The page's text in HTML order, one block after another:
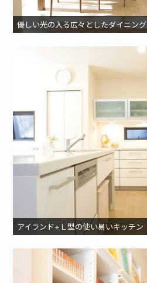
優しい光の入る広々としたダイニング
アイランド+Ｌ型の使い易いキッチン